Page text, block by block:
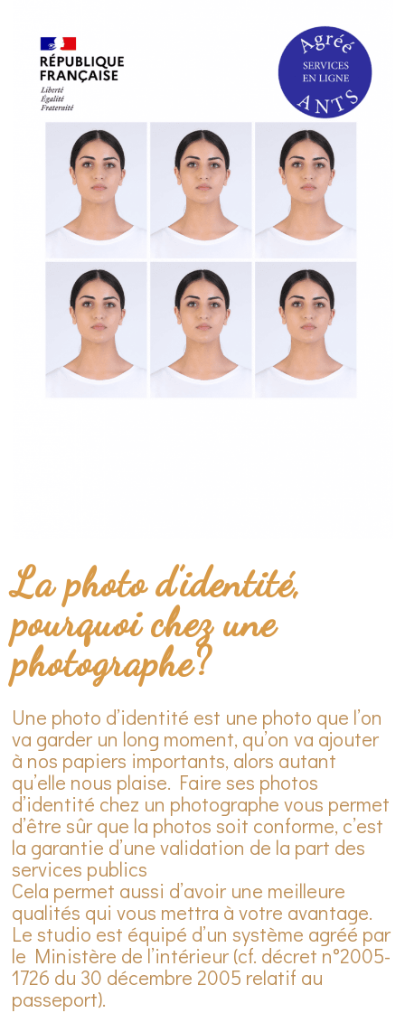
La photo d’identité,
pourquoi chez une
photographe?
Une photo d’identité est une photo que l’on
va garder un long moment, qu’on va ajouter
à nos papiers importants, alors autant
qu’elle nous plaise. Faire ses photos
d’identité chez un photographe vous permet
d’être sûr que la photos soit conforme, c’est
la garantie d’une validation de la part des
services publics
Cela permet aussi d’avoir une meilleure
qualités qui vous mettra à votre avantage.
Le studio est équipé d’un système agréé par
le Ministère de l’intérieur (cf. décret n°2005-
1726 du 30 décembre 2005 relatif au
passeport).